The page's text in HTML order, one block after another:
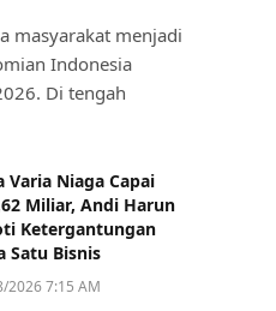
masyarakat menjadi
Indonesia
Di tengah
Varia Niaga Capai
Miliar, Andi Harun
Ketergantungan
Satu Bisnis
2026 7:15 AM